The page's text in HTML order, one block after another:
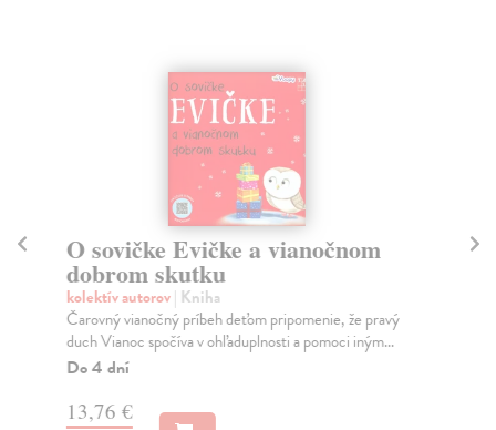
O sovičke Evičke a vianočnom
dobrom skutku
kolektív autorov| Kniha
Čarovný vianočný príbeh deťom pripomenie, že pravý
duch Vianoc spočíva v ohľaduplnosti a pomoci iným...
Do 4 dní
13,76 €